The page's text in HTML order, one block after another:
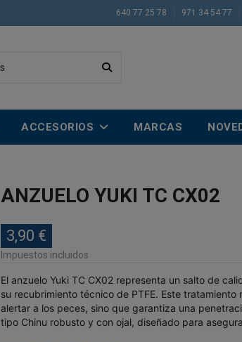
640 77 25 78 971 34 54 77
ACCESORIOS MARCAS
ANZUELO YUKI TC CX02
3,90 €
Impuestos incluidos
El anzuelo Yuki TC CX02 representa un salto de
su recubrimiento técnico de PTFE. Este tratamiento
alertar a los peces, sino que garantiza una
tipo Chinu robusto y con ojal, diseñado para